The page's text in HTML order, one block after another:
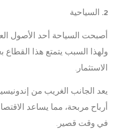
2. السياحية
أصبحت السياحة أحد الأصول
ولهذا السبب يتمتع هذا القطاع
الاستثمار.
يعد الجانب الغريب من
أرباح مربحة، مما يساعد
في وقت قصير.